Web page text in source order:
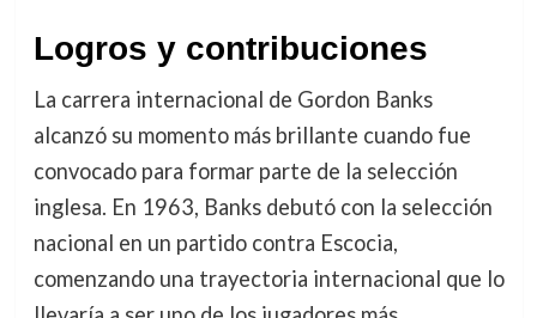
Logros y contribuciones
La carrera internacional de Gordon Banks
alcanzó su momento más brillante cuando fue
convocado para formar parte de la selección
inglesa. En 1963, Banks debutó con la selección
nacional en un partido contra Escocia,
comenzando una trayectoria internacional que lo